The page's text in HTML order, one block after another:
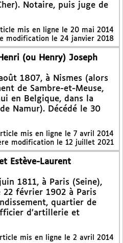
Notaire, puis juge de
mis en ligne le 20 mai 2014
modification le 24 janvier 2018
(ou Henry) Joseph
1807, à Nismes (alors
de Sambre-et-Meuse,
en Belgique, dans la
Namur). Décédé le 30
mis en ligne le 7 avril 2014
modification le 12 juillet 2021
Estève-Laurent
1811, à Paris (Seine),
22 février 1902 à Paris
quartier de
d’artillerie et
mis en ligne le 2 avril 2014